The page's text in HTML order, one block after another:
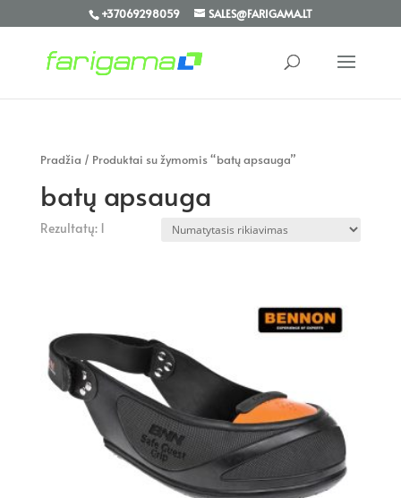
+37069298059 SALES@FARIGAMA.LT
Pradžia / Produktai su žymomis “batų apsauga”
batų apsauga
Rezultatų: 1